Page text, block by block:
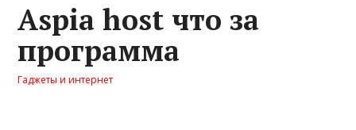
Aspia host что за
программа
Гаджеты и интернет